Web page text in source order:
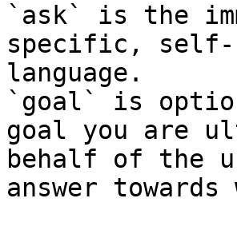
`ask` is the
specific, self-
language.
`goal` is
goal you are
behalf of the
answer